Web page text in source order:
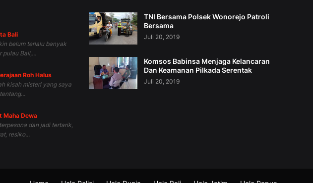
Bali
belum terlalu banyak
pulau Bali,...
Roh Halus
kisah misteri yang saya
Maha Dewa
dan jadi tertarik,
resiko...
TNI Bersama Polsek Wonorejo Patroli
Bersama
Juli 20, 2019
Komsos Babinsa Menjaga Kelancaran
Dan Keamanan Pilkada Serentak
Juli 20, 2019